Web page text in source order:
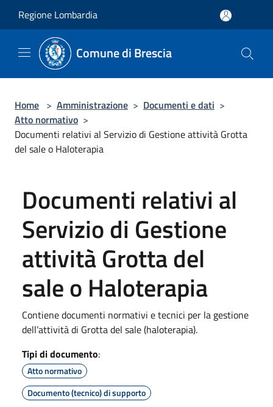
Regione Lombardia
Comune di Brescia
Home > Amministrazione > Documenti e dati >
Atto normativo >
Documenti relativi al Servizio di Gestione attività Grotta
del sale o Haloterapia
Documenti relativi al
Servizio di Gestione
attività Grotta del
sale o Haloterapia
Contiene documenti normativi e tecnici per la gestione
dell’attività di Grotta del sale (haloterapia).
Tipi di documento:
Atto normativo
Documento (tecnico) di supporto